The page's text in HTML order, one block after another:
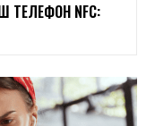
ТЕЛЕФОН NFC: